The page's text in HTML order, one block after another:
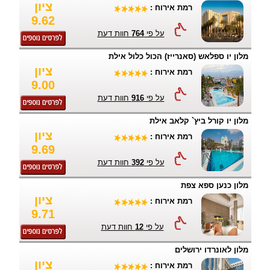
ציון
9.62
רמת אירוח :
על פי764 חוות דעת
מלון יו ספלאש (סאנרייז) הכול כלול אילת
ציון
9.00
רמת אירוח :
על פי916 חוות דעת
מלון יו קורל ביץ` קלאב אילת
ציון
9.69
רמת אירוח :
על פי392 חוות דעת
מלון כנען ספא צפת
ציון
9.71
רמת אירוח :
על פי12 חוות דעת
מלון לאונרדו ירושלים
ציון רמת אירוח :